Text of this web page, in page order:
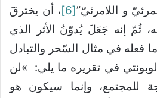
و اللامرئيّ”[6]
، أن يخترقَ
ثُمّ إنه جَعَلَ يُدوّنُ الأثر الذي
فعله في مثال السّحر والتبادل
في تقريره ما يلي: »لن
للمجتمع، وإنما سيكون هو